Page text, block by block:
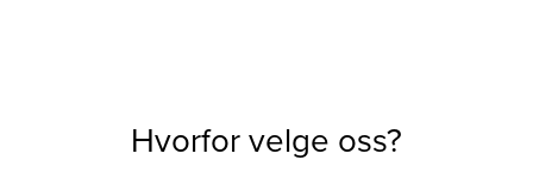
Hvorfor velge oss?